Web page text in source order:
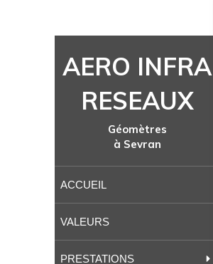
AERO INFRA
RESEAUX
Géomètres
à Sevran
ACCUEIL
VALEURS
PRESTATIONS